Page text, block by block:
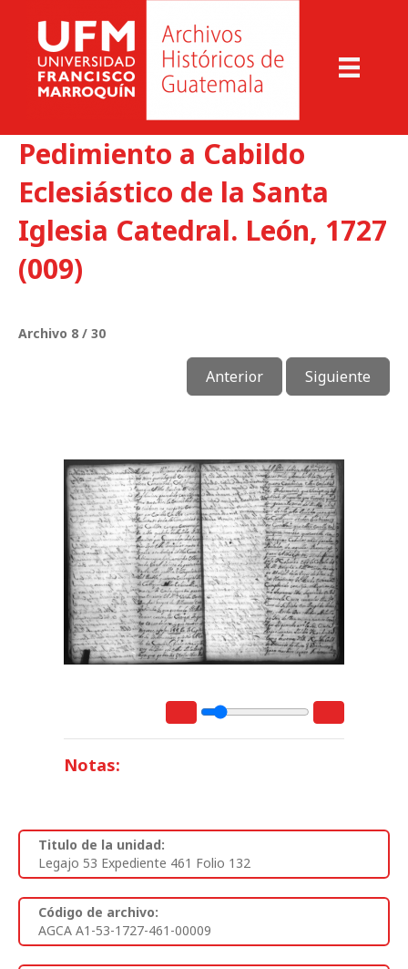
Pedimiento a Cabildo
Eclesiástico de la Santa
Iglesia Catedral. León, 1727
(009)
Archivo 8 / 30
Anterior Siguiente
Notas:
Titulo de la unidad:
Legajo 53 Expediente 461 Folio 132
Código de archivo:
AGCA A1-53-1727-461-00009